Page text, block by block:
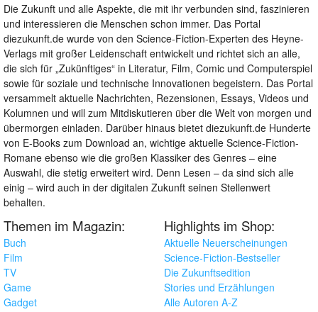
Die Zukunft und alle Aspekte, die mit ihr verbunden sind, faszinieren
und interessieren die Menschen schon immer. Das Portal
diezukunft.de wurde von den Science-Fiction-Experten des Heyne-
Verlags mit großer Leidenschaft entwickelt und richtet sich an alle,
die sich für „Zukünftiges“ in Literatur, Film, Comic und Computerspiel
sowie für soziale und technische Innovationen begeistern. Das Portal
versammelt aktuelle Nachrichten, Rezensionen, Essays, Videos und
Kolumnen und will zum Mitdiskutieren über die Welt von morgen und
übermorgen einladen. Darüber hinaus bietet diezukunft.de Hunderte
von E-Books zum Download an, wichtige aktuelle Science-Fiction-
Romane ebenso wie die großen Klassiker des Genres – eine
Auswahl, die stetig erweitert wird. Denn Lesen – da sind sich alle
einig – wird auch in der digitalen Zukunft seinen Stellenwert
behalten.
Themen im Magazin:
Buch
Film
TV
Game
Gadget
Highlights im Shop:
Aktuelle Neuerscheinungen
Science-Fiction-Bestseller
Die Zukunftsedition
Stories und Erzählungen
Alle Autoren A-Z